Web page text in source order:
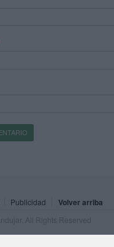
Publicidad Volver arriba